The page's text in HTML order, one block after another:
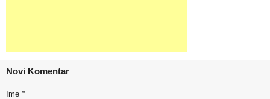
Novi Komentar
Ime *